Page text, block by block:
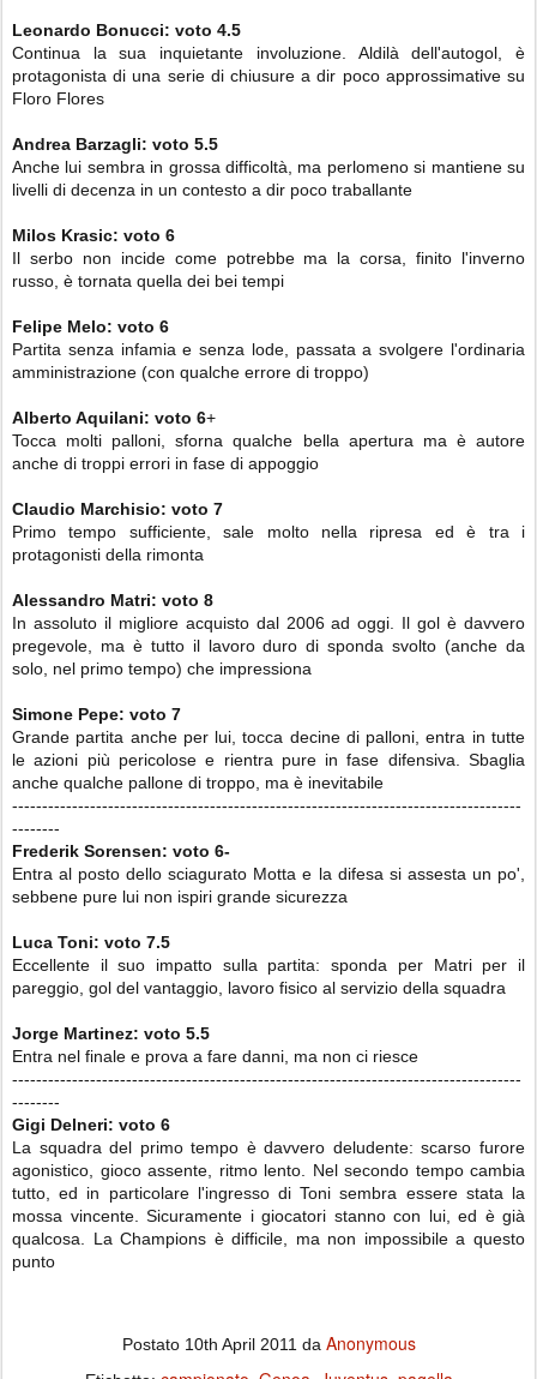
Leonardo Bonucci: voto 4.5
Continua la sua inquietante involuzione. Aldilà dell'autogol, è
protagonista di una serie di chiusure a dir poco approssimative su
Floro Flores
Andrea Barzagli: voto 5.5
Anche lui sembra in grossa difficoltà, ma perlomeno si mantiene su
livelli di decenza in un contesto a dir poco traballante
Milos Krasic: voto 6
Il serbo non incide come potrebbe ma la corsa, finito l'inverno
russo, è tornata quella dei bei tempi
Felipe Melo: voto 6
Partita senza infamia e senza lode, passata a svolgere l'ordinaria
amministrazione (con qualche errore di troppo)
Alberto Aquilani: voto 6+
Tocca molti palloni, sforna qualche bella apertura ma è autore
anche di troppi errori in fase di appoggio
Claudio Marchisio: voto 7
Primo tempo sufficiente, sale molto nella ripresa ed è tra i
protagonisti della rimonta
Alessandro Matri: voto 8
In assoluto il migliore acquisto dal 2006 ad oggi. Il gol è davvero
pregevole, ma è tutto il lavoro duro di sponda svolto (anche da
solo, nel primo tempo) che impressiona
Simone Pepe: voto 7
Grande partita anche per lui, tocca decine di palloni, entra in tutte
le azioni più pericolose e rientra pure in fase difensiva. Sbaglia
anche qualche pallone di troppo, ma è inevitabile
-------------------------------------------------------------------------------------
--------
Frederik Sorensen: voto 6-
Entra al posto dello sciagurato Motta e la difesa si assesta un po',
sebbene pure lui non ispiri grande sicurezza
Luca Toni: voto 7.5
Eccellente il suo impatto sulla partita: sponda per Matri per il
pareggio, gol del vantaggio, lavoro fisico al servizio della squadra
Jorge Martinez: voto 5.5
Entra nel finale e prova a fare danni, ma non ci riesce
-------------------------------------------------------------------------------------
--------
Gigi Delneri: voto 6
La squadra del primo tempo è davvero deludente: scarso furore
agonistico, gioco assente, ritmo lento. Nel secondo tempo cambia
tutto, ed in particolare l'ingresso di Toni sembra essere stata la
mossa vincente. Sicuramente i giocatori stanno con lui, ed è già
qualcosa. La Champions è difficile, ma non impossibile a questo
punto
Postato 10th April 2011 da Anonymous